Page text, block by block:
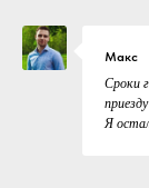
Макс
Сроки
Я